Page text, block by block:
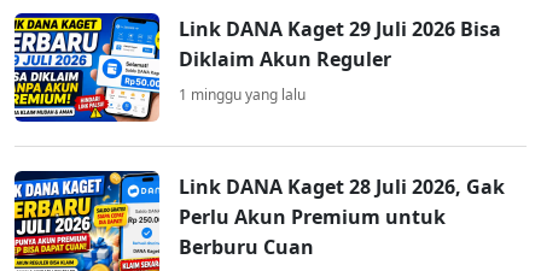
Link DANA Kaget 29 Juli 2026 Bisa
Diklaim Akun Reguler
1 minggu yang lalu
Link DANA Kaget 28 Juli 2026, Gak
Perlu Akun Premium untuk
Berburu Cuan